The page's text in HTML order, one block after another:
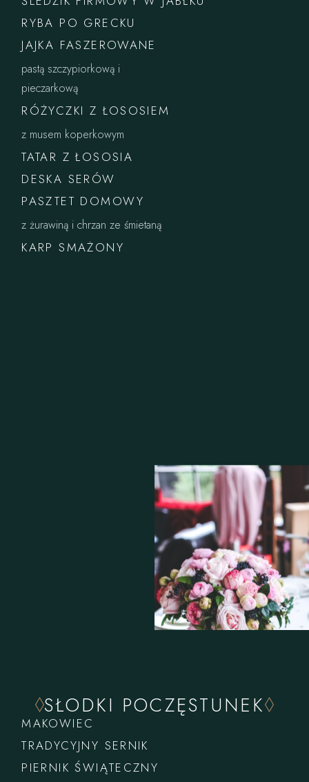
RYBA PO GRECKU
JAJKA FASZEROWANE
pastą szczypiorkową i
pieczarkową
RÓŻYCZKI Z ŁOSOSIEM
z musem koperkowym
TATAR Z ŁOSOSIA
DESKA SERÓW
PASZTET DOMOWY
z żurawiną i chrzan ze śmietaną
KARP SMAŻONY
SŁODKI POCZĘSTUNEK
MAKOWIEC
TRADYCYJNY SERNIK
PIERNIK ŚWIĄTECZNY